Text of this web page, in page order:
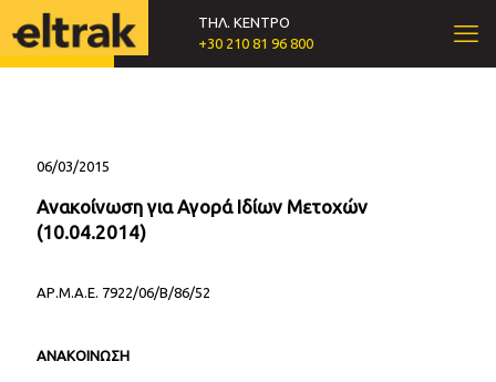
ΤΗΛ. ΚΕΝΤΡΟ
+30 210 81 96 800
06/03/2015
Ανακοίνωση για Αγορά Ιδίων Μετοχών
(10.04.2014)
ΑΡ.Μ.Α.Ε. 7922/06/Β/86/52
ΑΝΑΚΟΙΝΩΣΗ